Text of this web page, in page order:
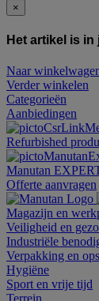
×
Het artikel is
Naar
Verder winkelen
Categorieën
Aanbiedingen
Refurbished
Manutan
Offerte aanvragen
Magazijn en
Veiligheid en
Industriële
Verpakking en
Hygiëne
Sport en vrije tijd
Terrein